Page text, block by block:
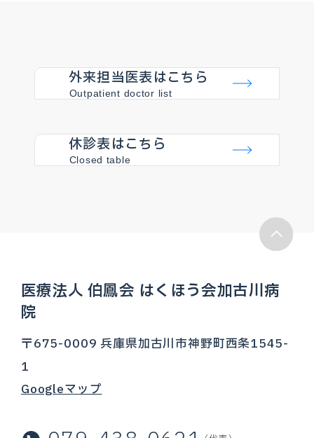
外来担当医表はこちら
Outpatient doctor list
休診表はこちら
Closed table
医療法人 伯鳳会 はくほう会加古川病
院
〒675-0009 兵庫県加古川市神野町西条1545-
1
Googleマップ